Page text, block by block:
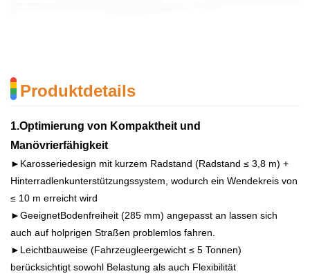
Produktdetails
1.Optimierung von Kompaktheit und
Manövrierfähigkeit
►Karosseriedesign mit kurzem Radstand (Radstand ≤ 3,8 m) +
Hinterradlenkunterstützungssystem, wodurch ein Wendekreis von
≤ 10 m erreicht wird
►GeeignetBodenfreiheit (285 mm) angepasst an lassen sich
auch auf holprigen Straßen problemlos fahren.
►Leichtbauweise (Fahrzeugleergewicht ≤ 5 Tonnen)
berücksichtigt sowohl Belastung als auch Flexibilität